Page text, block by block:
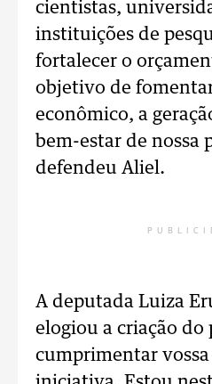
cientistas,
instituições de
fortalecer o
objetivo de
econômico, a
bem-estar de nossa
defendeu Aliel.
A deputada Luiza
elogiou a criação do
cumprimentar